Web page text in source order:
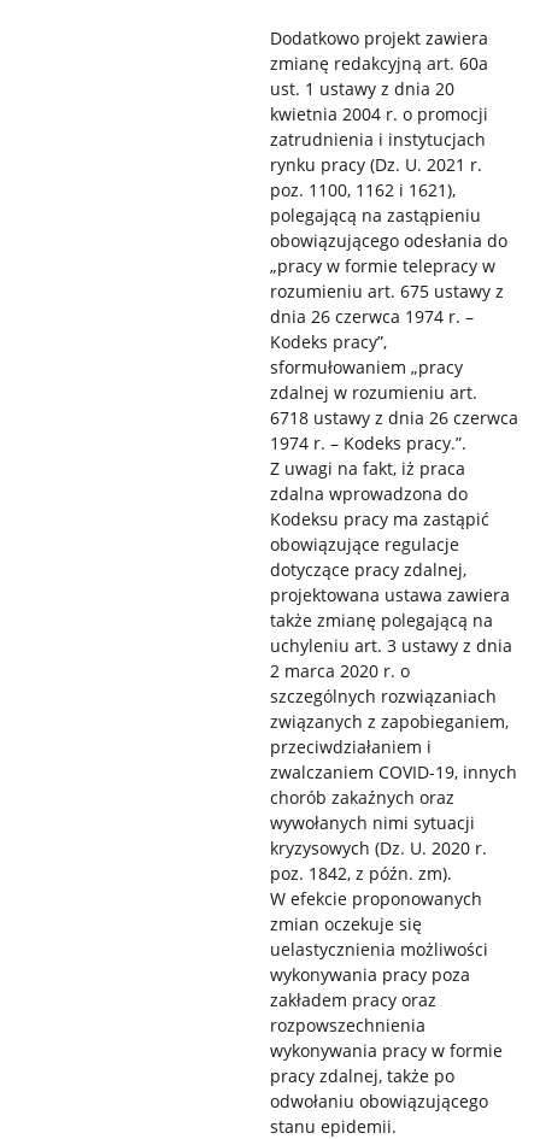
Dodatkowo projekt zawiera
zmianę redakcyjną art. 60a
ust. 1 ustawy z dnia 20
kwietnia 2004 r. o promocji
zatrudnienia i instytucjach
rynku pracy (Dz. U. 2021 r.
poz. 1100, 1162 i 1621),
polegającą na zastąpieniu
obowiązującego odesłania do
„pracy w formie telepracy w
rozumieniu art. 675 ustawy z
dnia 26 czerwca 1974 r. –
Kodeks pracy”,
sformułowaniem „pracy
zdalnej w rozumieniu art.
6718 ustawy z dnia 26 czerwca
1974 r. – Kodeks pracy.”.
Z uwagi na fakt, iż praca
zdalna wprowadzona do
Kodeksu pracy ma zastąpić
obowiązujące regulacje
dotyczące pracy zdalnej,
projektowana ustawa zawiera
także zmianę polegającą na
uchyleniu art. 3 ustawy z dnia
2 marca 2020 r. o
szczególnych rozwiązaniach
związanych z zapobieganiem,
przeciwdziałaniem i
zwalczaniem COVID-19, innych
chorób zakaźnych oraz
wywołanych nimi sytuacji
kryzysowych (Dz. U. 2020 r.
poz. 1842, z późn. zm).
W efekcie proponowanych
zmian oczekuje się
uelastycznienia możliwości
wykonywania pracy poza
zakładem pracy oraz
rozpowszechnienia
wykonywania pracy w formie
pracy zdalnej, także po
odwołaniu obowiązującego
stanu epidemii.